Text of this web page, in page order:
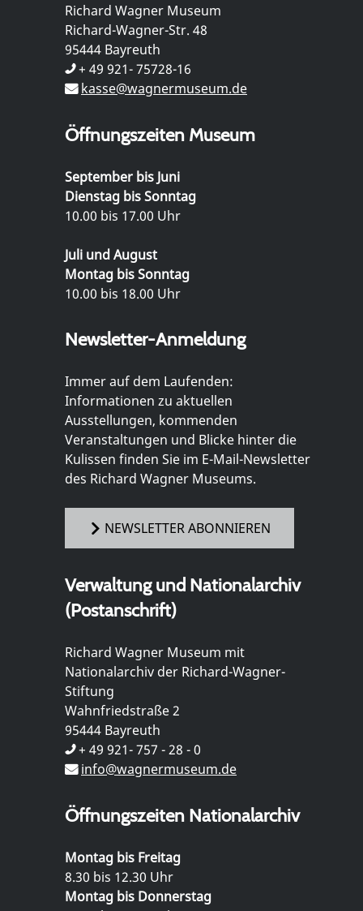
Richard Wagner Museum
Richard-Wagner-Str. 48
95444 Bayreuth
+ 49 921- 75728-16
kasse@wagnermuseum.de
Öffnungszeiten Museum
September bis Juni
Dienstag bis Sonntag
10.00 bis 17.00 Uhr
Juli und August
Montag bis Sonntag
10.00 bis 18.00 Uhr
Newsletter-Anmeldung
Immer auf dem Laufenden:
Informationen zu aktuellen
Ausstellungen, kommenden
Veranstaltungen und Blicke hinter die
Kulissen finden Sie im E-Mail-Newsletter
des Richard Wagner Museums.
NEWSLETTER ABONNIEREN
Verwaltung und Nationalarchiv
(Postanschrift)
Richard Wagner Museum mit
Nationalarchiv der Richard-Wagner-
Stiftung
Wahnfriedstraße 2
95444 Bayreuth
+ 49 921- 757 - 28 - 0
info@wagnermuseum.de
Öffnungszeiten Nationalarchiv
Montag bis Freitag
8.30 bis 12.30 Uhr
Montag bis Donnerstag